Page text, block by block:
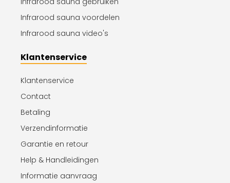
Infrarood sauna voordelen
Infrarood sauna video's
Klantenservice
Klantenservice
Contact
Betaling
Verzendinformatie
Garantie en retour
Help & Handleidingen
Informatie aanvraag